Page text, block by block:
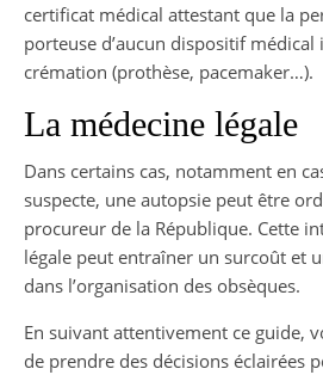
certificat médical attestant que la
porteuse d’aucun dispositif
crémation (prothèse, pacemaker…).
La médecine légale
Dans certains cas, notamment en
suspecte, une autopsie peut être
procureur de la République. Cette
légale peut entraîner un surcoût et
dans l’organisation des obsèques.
En suivant attentivement ce guide,
de prendre des décisions éclairées